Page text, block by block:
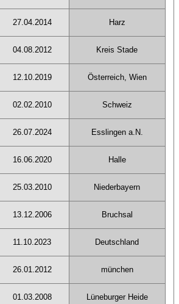
27.04.2014 Harz
04.08.2012 Kreis Stade
12.10.2019 Österreich, Wien
02.02.2010 Schweiz
26.07.2024 Esslingen a.N.
16.06.2020 Halle
25.03.2010 Niederbayern
13.12.2006 Bruchsal
11.10.2023 Deutschland
26.01.2012 münchen
01.03.2008 Lüneburger Heide